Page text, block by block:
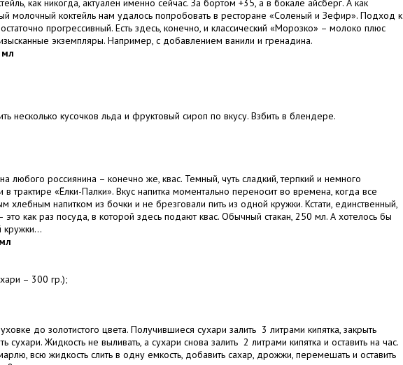
как никогда, актуален именно сейчас. За бортом +35, а в бокале айсберг. А как
молочный коктейль нам удалось попробовать в ресторане «Соленый и Зефир». Подход к
прогрессивный. Есть здесь, конечно, и классический «Морозко» – молоко плюс
экземпляры. Например, с добавлением ванили и гренадина.
мл
несколько кусочков льда и фруктовый сироп по вкусу. Взбить в блендере.
любого россиянина – конечно же, квас. Темный, чуть сладкий, терпкий и немного
трактире «Ёлки-Палки». Вкус напитка моментально переносит во времена, когда все
хлебным напитком из бочки и не брезговали пить из одной кружки. Кстати, единственный,
как раз посуда, в которой здесь подают квас. Обычный стакан, 250 мл. А хотелось бы
кружки…
– 300 гр.);
до золотистого цвета. Получившиеся сухари залить 3 литрами кипятка, закрыть
сухари. Жидкость не выливать, а сухари снова залить 2 литрами кипятка и оставить на час.
всю жидкость слить в одну емкость, добавить сахар, дрожжи, перемешать и оставить